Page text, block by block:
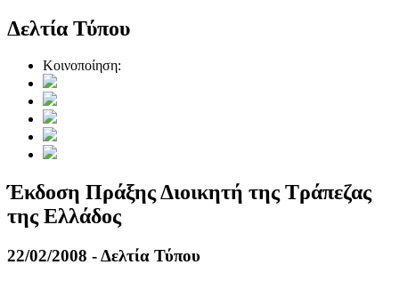
Δελτία Τύπου
Κοινοποίηση:
Έκδοση Πράξης Διοικητή της Τράπεζας
της Ελλάδος
22/02/2008 - Δελτία Τύπου